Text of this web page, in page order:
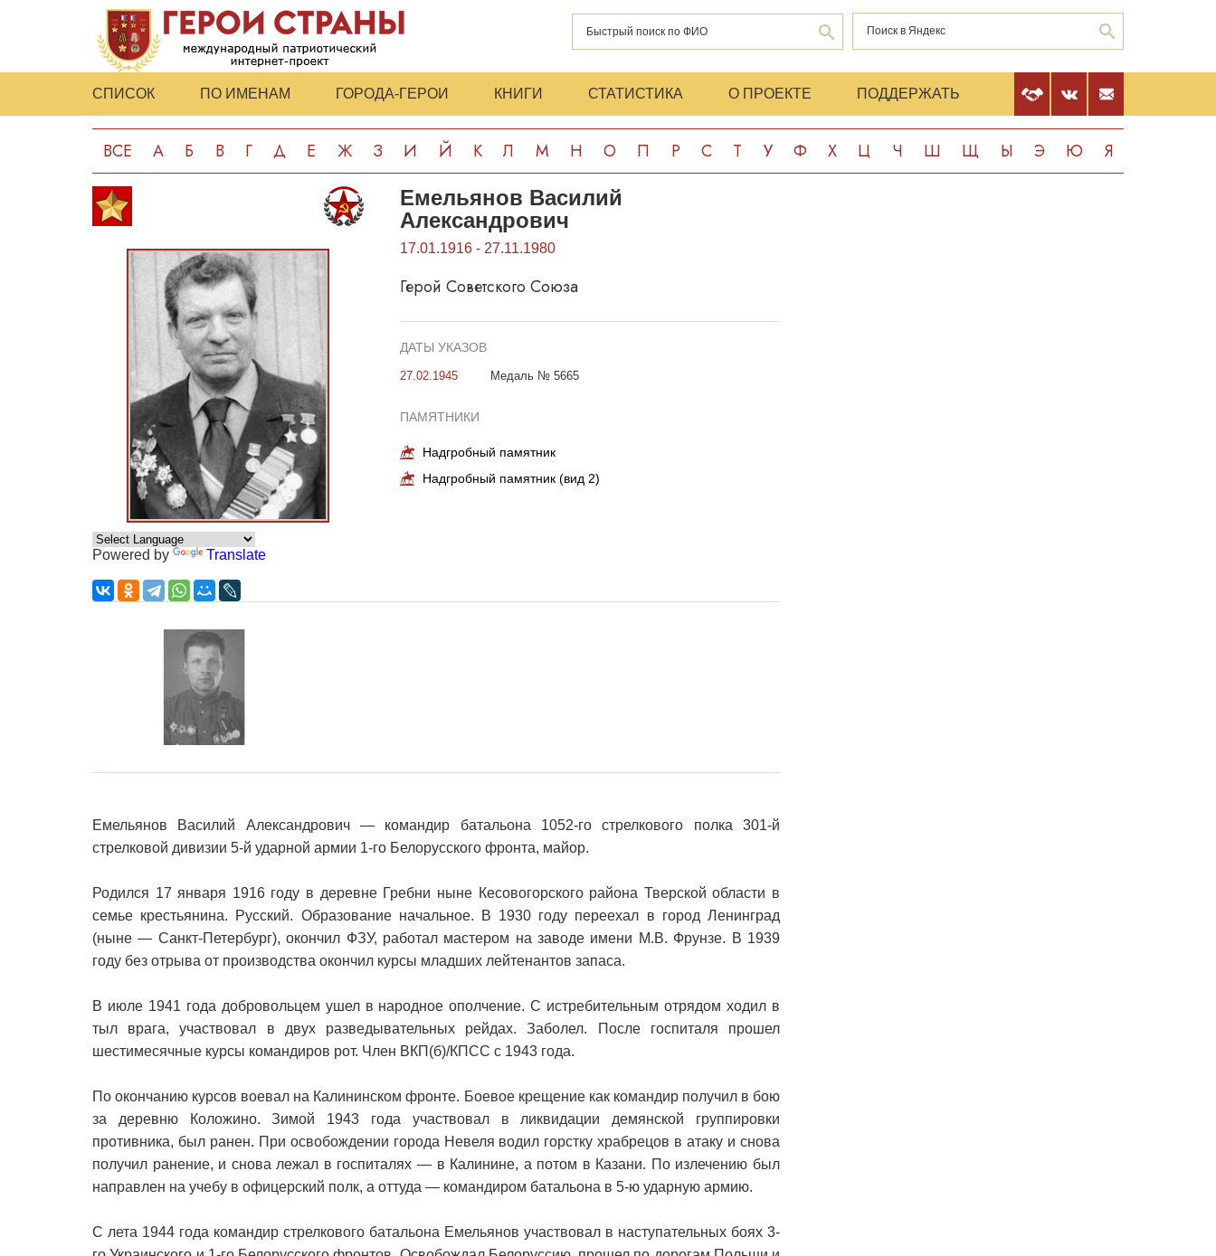
СПИСОК ПО ИМЕНАМ ГОРОДА-ГЕРОИ КНИГИ СТАТИСТИКА О ПРОЕКТЕ ПОДДЕРЖАТЬ
ВСЕ А Б В Г Д Е Ж З И Й К Л М Н О П Р С Т У Ф Х Ц Ч Ш Щ Ы Э Ю Я
Powered by Translate
Емельянов Василий
Александрович
17.01.1916 - 27.11.1980
Герой Советского Союза
ДАТЫ УКАЗОВ
27.02.1945 Медаль № 5665
ПАМЯТНИКИ
Надгробный памятник
Надгробный памятник (вид 2)
Емельянов Василий Александрович — командир батальона 1052-го стрелкового полка 301-й
стрелковой дивизии 5-й ударной армии 1-го Белорусского фронта, майор.
Родился 17 января 1916 году в деревне Гребни ныне Кесовогорского района Тверской области в
семье крестьянина. Русский. Образование начальное. В 1930 году переехал в город Ленинград
(ныне — Санкт-Петербург), окончил ФЗУ, работал мастером на заводе имени М.В. Фрунзе. В 1939
году без отрыва от производства окончил курсы младших лейтенантов запаса.
В июле 1941 года добровольцем ушел в народное ополчение. С истребительным отрядом ходил в
тыл врага, участвовал в двух разведывательных рейдах. Заболел. После госпиталя прошел
шестимесячные курсы командиров рот. Член ВКП(б)/КПСС с 1943 года.
По окончанию курсов воевал на Калининском фронте. Боевое крещение как командир получил в бою
за деревню Коложино. Зимой 1943 года участвовал в ликвидации демянской группировки
противника, был ранен. При освобождении города Невеля водил горстку храбрецов в атаку и снова
получил ранение, и снова лежал в госпиталях — в Калинине, а потом в Казани. По излечению был
направлен на учебу в офицерский полк, а оттуда — командиром батальона в 5-ю ударную армию.
С лета 1944 года командир стрелкового батальона Емельянов участвовал в наступательных боях 3-